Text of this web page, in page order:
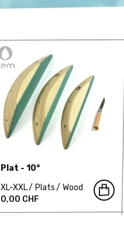
Plat - 10°
XL-XXL
Plats
Wood
0,00 CHF